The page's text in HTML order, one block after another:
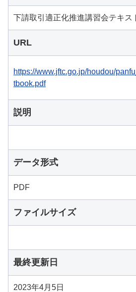
下請取引適正化推進講習会テキス
URL
https://www.jftc.go.jp/houdou/
tbook.pdf
説明
データ形式
PDF
ファイルサイズ
最終更新日
2023年4月5日